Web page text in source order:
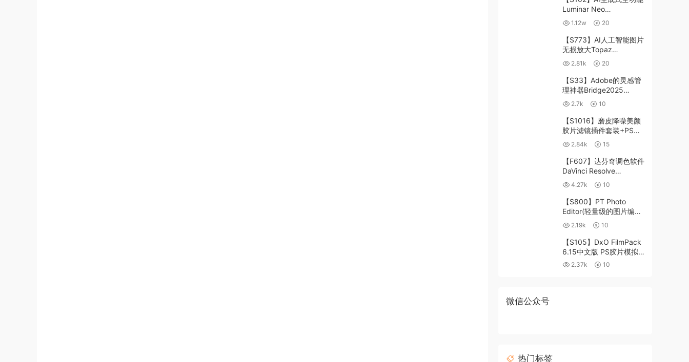
Luminar Neo
1.24.4(x64)超强修图插件
中文版WIN+MAC含400
个预设
1.12w 20
【S773】AI人工智能图片
无损放大Topaz
Gigapixel AI 8.4.0.1b照
片模糊清晰 PS插件+独立
版 WIN/MAC
2.81k 20
【S33】Adobe的灵感管
理神器Bridge2025
15.0.3 WIN系统 右键可
进入ACR
2.7k 10
【S1016】磨皮降噪美颜
胶片滤镜插件套装+PS动
作 Imagenomic
Professional Plugin Suite
v2027 Win汉化中文版
2.84k 15
【F607】达芬奇调色软件
DaVinci Resolve
Studio18.6Win、Mac 中
文/英文
4.27k 10
【S800】PT Photo
Editor(轻量级的图片编辑
工具)5.10.3汉化版 WIN
2.19k 10
【S105】DxO FilmPack
6.15中文版 PS胶片模拟
滤镜支持WIN/MAC
2.37k 10
微信公众号
热门标签